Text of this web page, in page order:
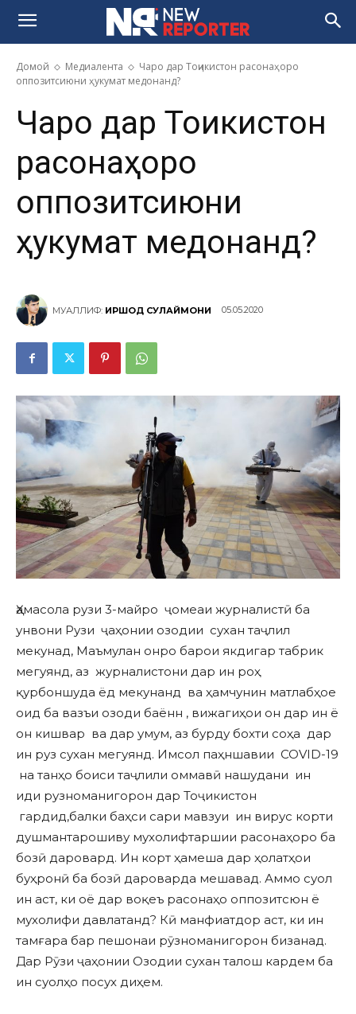
Домой Медиалента
Чаро дар Тоҷикистон расонаҳоро
оппозитсиюни ҳукумат медонанд?
Чаро дар Тоҷикистон
расонаҳоро
оппозитсиюни
ҳукумат медонанд?
МУАЛЛИФ: ИРШОД СУЛАЙМОНИ 05.05.2020
Ҳамасола рузи 3-майро ҷомеаи журналистӣ ба
унвони Рузи ҷаҳонии озодии сухан таҷлил
мекунад, Маъмулан онро барои якдигар табрик
мегуянд, аз журналистони дар ин роҳ
қурбоншуда ёд мекунанд ва ҳамчунин матлабҳое
оид ба вазъи озоди баённ , вижагиҳои он дар ин ё
он кишвар ва дар умум, аз бурду бохти соҳа дар
ин руз сухан мегуянд. Имсол паҳншавии COVID-19
на танҳо боиси таҷлили оммавӣ нашудани ин
иди рузноманигорон дар Тоҷикистон
гардид,балки баҳси сари мавзуи ин вирус корти
душмантарошиву мухолифтаршии расонаҳоро ба
бозӣ даровард. Ин корт ҳамеша дар ҳолатҳои
буҳронӣ ба бозӣ дароварда мешавад. Аммо суол
ин аст, ки оё дар воқеъ расонаҳо оппозитсюн ё
мухолифи давлатанд? Кӣ манфиатдор аст, ки ин
тамғара бар пешонаи рӯзноманигорон бизанад.
Дар Рӯзи ҷаҳонии Озодии сухан талош кардем ба
ин суолҳо посух диҳем.